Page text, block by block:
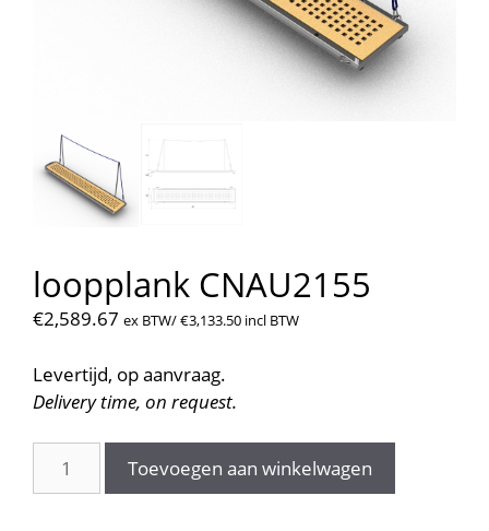
loopplank CNAU2155
€2,589.67 ex BTW/€3,133.50 incl BTW
Levertijd, op aanvraag.
Delivery time, on request.
CNAU2155
Toevoegen aan winkelwagen